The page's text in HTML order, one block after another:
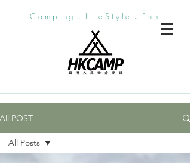
Camping．LifeStyle．Fun
All POST
All Posts